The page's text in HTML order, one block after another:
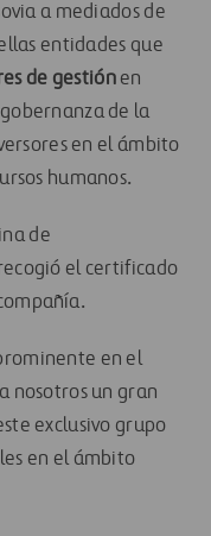
a mediados de
entidades que
de gestiónen
de la
en el ámbito
humanos.
de
el certificado
en el
nosotros un gran
exclusivo grupo
en el ámbito